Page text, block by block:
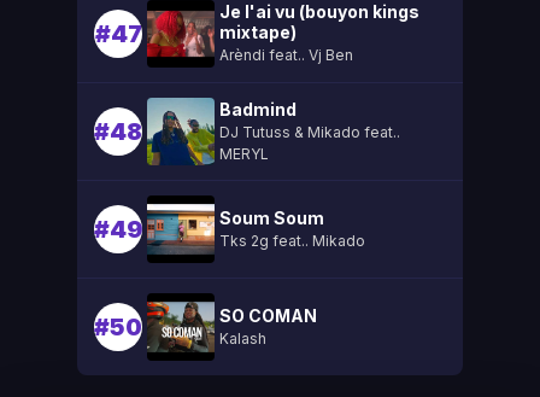
#47
Je l'ai vu (bouyon kings
mixtape)
Arèndi feat.. Vj Ben
#48
Badmind
DJ Tutuss & Mikado feat..
MERYL
#49 Soum Soum
Tks 2g feat.. Mikado
#50 SO COMAN
Kalash